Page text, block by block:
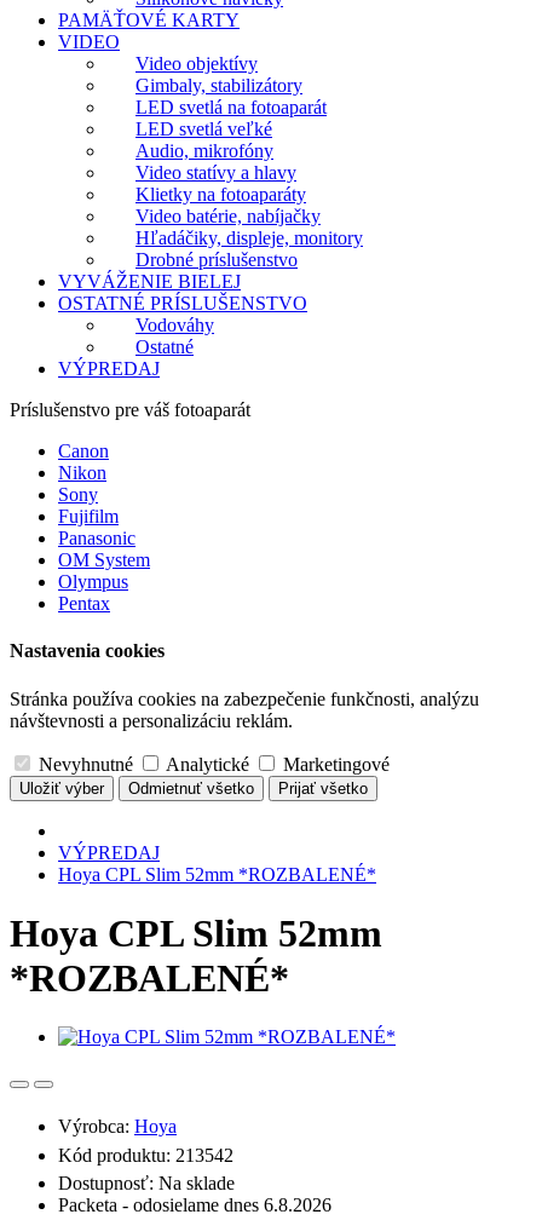
PAMÄŤOVÉ KARTY
VIDEO
Video objektívy
Gimbaly, stabilizátory
LED svetlá na fotoaparát
LED svetlá veľké
Audio, mikrofóny
Video statívy a hlavy
Klietky na fotoaparáty
Video batérie, nabíjačky
Hľadáčiky, displeje, monitory
Drobné príslušenstvo
VYVÁŽENIE BIELEJ
OSTATNÉ PRÍSLUŠENSTVO
Vodováhy
Ostatné
VÝPREDAJ
Príslušenstvo pre váš fotoaparát
Canon
Nikon
Sony
Fujifilm
Panasonic
OM System
Olympus
Pentax
Nastavenia cookies
Stránka používa cookies na zabezpečenie funkčnosti, analýzu
návštevnosti a personalizáciu reklám.
Nevyhnutné Analytické Marketingové
Uložiť výber Odmietnuť všetko Prijať všetko
VÝPREDAJ
Hoya CPL Slim 52mm *ROZBALENÉ*
Hoya CPL Slim 52mm
*ROZBALENÉ*
Výrobca: Hoya
Kód produktu: 213542
Dostupnosť: Na sklade
Packeta - odosielame dnes 6.8.2026